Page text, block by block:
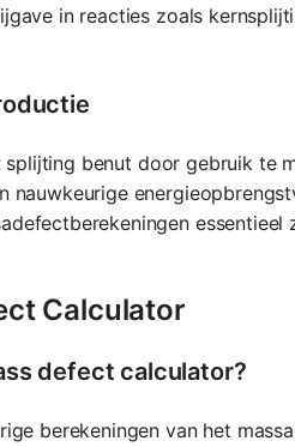
in reacties zoals
benut door gebruik te
nauwkeurige
Calculator
defect calculator?
berekeningen van het